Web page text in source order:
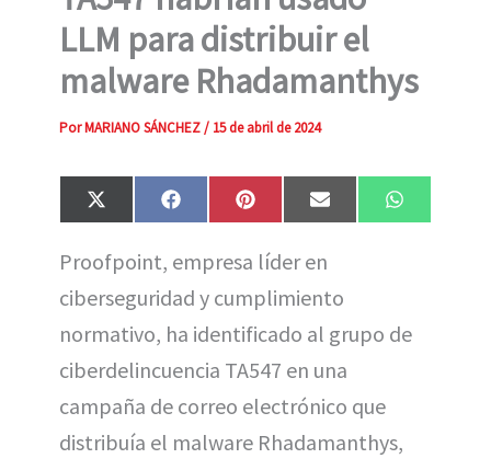
LLM para distribuir el
malware Rhadamanthys
PorMARIANO SÁNCHEZ/ 15 de abril de 2024
Compartir
en
X
(
w
t
t
e
r
)
Compartir
en
F
a
e
o
o
k
Compartir
en
P
i
t
r
e
s
t
Compartir
en
E
m
Compartir
en
W
h
p
Proofpoint, empresa líder en
ciberseguridad y cumplimiento
normativo, ha identificado al grupo de
ciberdelincuencia TA547 en una
campaña de correo electrónico que
distribuía el malware Rhadamanthys,